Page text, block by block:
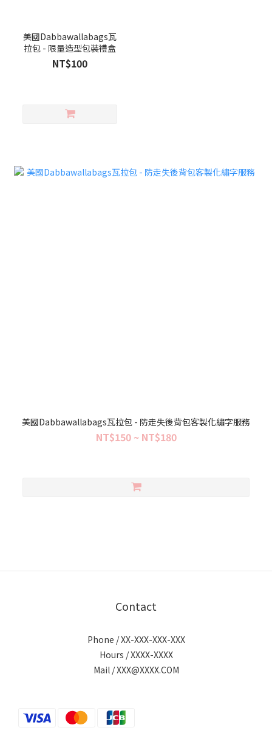
美國Dabbawallabags瓦
拉包 - 限量造型包裝禮盒
NT$100
美國Dabbawallabags瓦拉包 - 防走失後背包客製化繡字服務
NT$150 ~ NT$180
Contact
Phone / XX-XXX-XXX-XXX
Hours / XXXX-XXXX
Mail / XXX@XXXX.COM